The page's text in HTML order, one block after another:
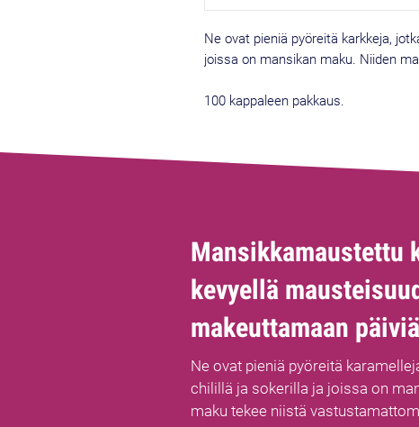
Ne ovat pieniä pyöreitä karkkeja,
joissa on mansikan maku. Niiden
100 kappaleen pakkaus.
Mansikkamaustettu
kevyellä
makeuttamaan
Ne ovat pieniä pyöreitä
chilillä ja sokerilla ja joissa on
maku tekee niistä